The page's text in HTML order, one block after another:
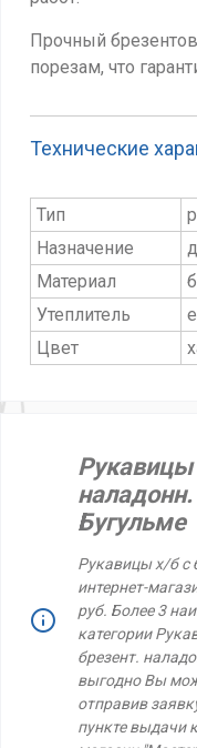
Прочный
порезам, что
Технические
Тип
Назначение
Материал
Утеплитель
Цвет
Рукавицы
наладонн.
Бугульме
Рукавицы х/б с
интернет-
руб. Более 3
категории
брезент.
выгодно Вы
отправив
пункте выдачи